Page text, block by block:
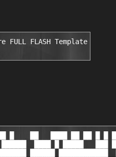
FULL FLASH Template